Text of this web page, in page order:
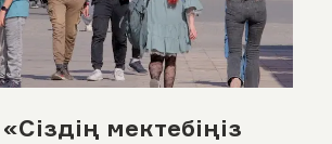
мектебіңіз